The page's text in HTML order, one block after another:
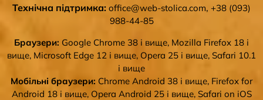
Технічна підтримка: office@web-stolica.com, +38 (093)
988-44-85
Браузери: Google Chrome 38 і вище, Mozilla Firefox 18 і
вище, Microsoft Edge 12 і вище, Opera 25 і вище, Safari 10.1
і вище
Мобільні браузери: Chrome Android 38 і вище, Firefox for
Android 18 і вище, Opera Android 25 і вище, Safari on iOS